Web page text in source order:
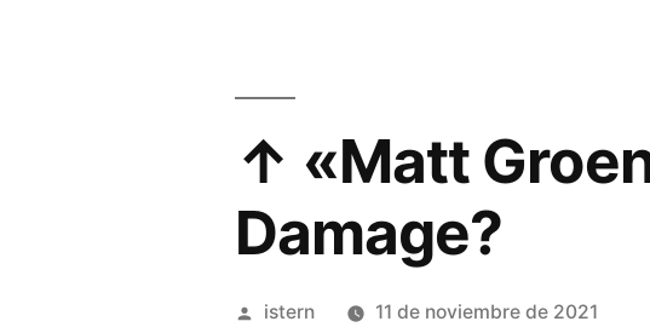
↑ «Matt
Damage?
Publicado
istern 11 de noviembre de 2021